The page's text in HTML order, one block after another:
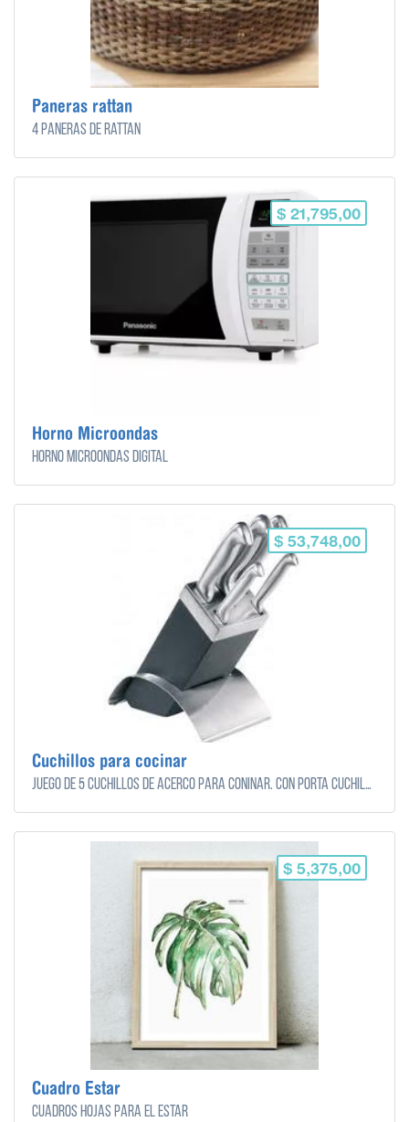
Paneras rattan
4 paneras de rattan
$ 21,795,00
Horno Microondas
Horno microondas digital
$ 53,748,00
Cuchillos para cocinar
Juego de 5 cuchillos de acerco para coninar. Con porta cuchilos incluido.
$ 5,375,00
Cuadro Estar
Cuadros hojas para el estar